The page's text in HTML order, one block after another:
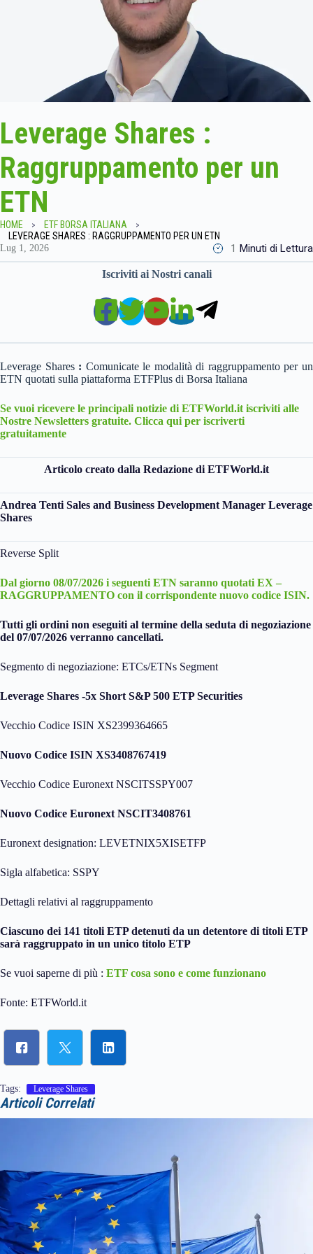
Leverage Shares :
Raggruppamento per un
ETN
HOME
ETF BORSA ITALIANA
LEVERAGE SHARES : RAGGRUPPAMENTO PER UN ETN
Lug 1, 2026 1 Minuti di Lettura
Iscriviti ai Nostri canali
Leverage Shares: Comunicate le modalità di raggruppamento per un
ETN quotati sulla piattaforma ETFPlus di Borsa Italiana
Se vuoi ricevere le principali notizie di ETFWorld.it iscriviti alle
Nostre Newsletters gratuite. Clicca qui per iscriverti
gratuitamente
Articolo creato dalla Redazione di ETFWorld.it
Andrea Tenti Sales and Business Development Manager Leverage
Shares
Reverse Split
Dal giorno 08/07/2026 i seguenti ETN saranno quotati EX –
RAGGRUPPAMENTO con il corrispondente nuovo codice ISIN.
Tutti gli ordini non eseguiti al termine della seduta di negoziazione
del 07/07/2026 verranno cancellati.
Segmento di negoziazione: ETCs/ETNs Segment
Leverage Shares -5x Short S&P 500 ETP Securities
Vecchio Codice ISIN XS2399364665
Nuovo Codice ISIN XS3408767419
Vecchio Codice Euronext NSCITSSPY007
Nuovo Codice Euronext NSCIT3408761
Euronext designation: LEVETNIX5XISETFP
Sigla alfabetica: SSPY
Dettagli relativi al raggruppamento
Ciascuno dei 141 titoli ETP detenuti da un detentore di titoli ETP
sarà raggruppato in un unico titolo ETP
Se vuoi saperne di più : ETF cosa sono e come funzionano
Fonte: ETFWorld.it
Tags: Leverage Shares
Articoli Correlati